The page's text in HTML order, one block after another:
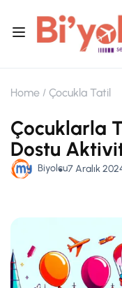
Home Çocukla Tatil
Çocuklarla
Dostu
Biyolcu7 Aralık